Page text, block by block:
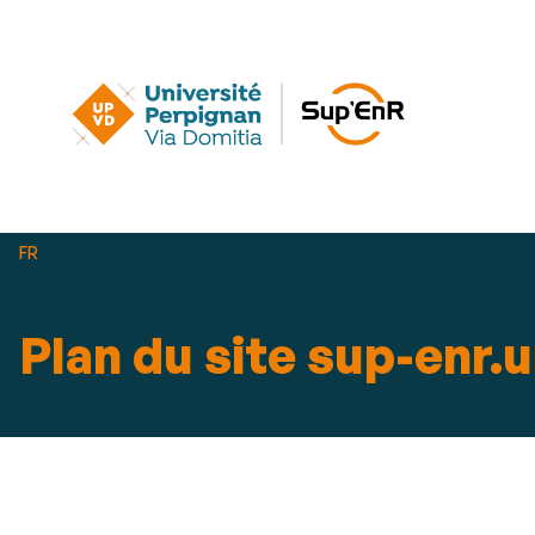
Vous
FR
Plan du site sup-